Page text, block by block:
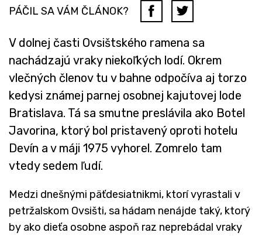
PÁČIL SA VÁM ČLÁNOK?
V dolnej časti Ovsištského ramena sa
nachádzajú vraky niekoľkých lodí. Okrem
vlečných členov tu v bahne odpočíva aj torzo
kedysi známej parnej osobnej kajutovej lode
Bratislava. Tá sa smutne preslávila ako Botel
Javorina, ktorý bol pristavený oproti hotelu
Devín a v máji 1975 vyhorel. Zomrelo tam
vtedy sedem ľudí.
Medzi dnešnými päťdesiatnikmi, ktorí vyrastali v
petržalskom Ovsišti, sa hádam nenájde taký, ktorý
by ako dieťa osobne aspoň raz neprebádal vraky